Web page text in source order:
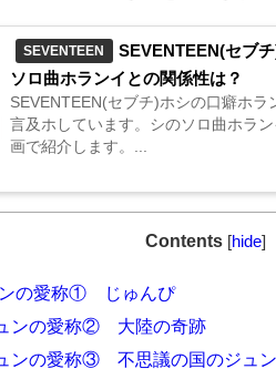
SEVENTEEN
SEVENTEEN(セブ
ソロ曲ホランイとの関係性は？
SEVENTEEN(セブチ)ホシの口癖ホ
言及ホしています。シのソロ曲ホラ
画で紹介します。...
Contents [hide]
ンの愛称① じゅんぴ
ンの愛称② 大陸の奇跡
ンの愛称③ 不思議の国のジュン